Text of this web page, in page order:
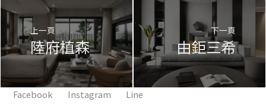
上一頁
陸府植森
下一頁
由鉅三希
Facebook Instagram Line